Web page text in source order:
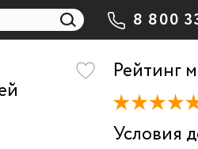
8 800
Рейтинг
Условия